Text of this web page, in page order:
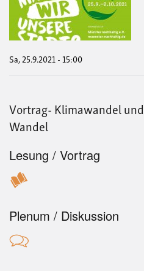
Sa, 25.9.2021 - 15:00
Vortrag- Klimawandel
Wandel
Lesung / Vortrag
Plenum / Diskussion